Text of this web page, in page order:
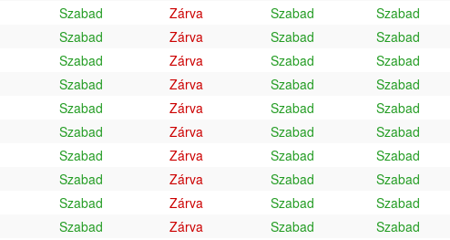
Szabad Zárva Szabad Szabad
Szabad Zárva Szabad Szabad
Szabad Zárva Szabad Szabad
Szabad Zárva Szabad Szabad
Szabad Zárva Szabad Szabad
Szabad Zárva Szabad Szabad
Szabad Zárva Szabad Szabad
Szabad Zárva Szabad Szabad
Szabad Zárva Szabad Szabad
Szabad Zárva Szabad Szabad